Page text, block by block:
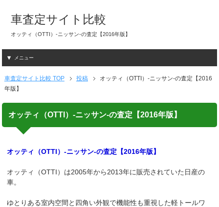
車査定サイト比較
オッティ（OTTI）-ニッサン-の査定【2016年版】
メニュー
車査定サイト比較 TOP 投稿
オッティ（OTTI）-ニッサン-の査定【2016
年版】
オッティ（OTTI）-ニッサン-の査定【2016年版】
オッティ（OTTI）-ニッサン-の査定【2016年版】
オッティ（OTTI）は2005年から2013年に販売されていた日産の
車。
ゆとりある室内空間と四角い外観で機能性も重視した軽トールワ